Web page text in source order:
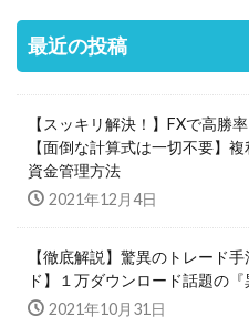
最近の投稿
【スッキリ解決！】FXで高勝
【面倒な計算式は一切不要】
資金管理方法
2021年12月4日
【徹底解説】驚異のトレード
ド】１万ダウンロード話題の
2021年10月31日